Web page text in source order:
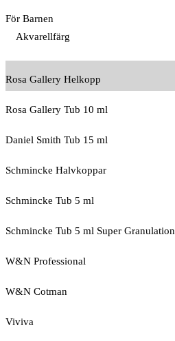
För Barnen
Akvarellfärg
Rosa Gallery Helkopp
Rosa Gallery Tub 10 ml
Daniel Smith Tub 15 ml
Schmincke Halvkoppar
Schmincke Tub 5 ml
Schmincke Tub 5 ml Super Granulation
W&N Professional
W&N Cotman
Viviva